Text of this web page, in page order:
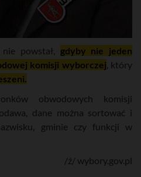
powstał, gdyby nie jeden
komisji wyborczej , który
obwodowych komisji
dane można sortować i
gminie czy funkcji w
/ź/ wybory.gov.pl